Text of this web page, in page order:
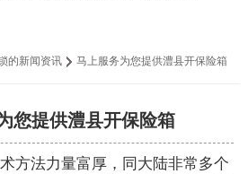
的新闻资讯 马上服务为您提供澧县开保险箱
您提供澧县开保险箱
法力量富厚，同大陆非常多个